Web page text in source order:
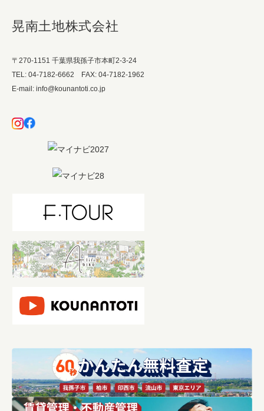
晃南土地株式会社
〒270-1151 千葉県我孫子市本町2-3-24
TEL: 04-7182-6662 FAX: 04-7182-1962
E-mail: info@kounantoti.co.jp